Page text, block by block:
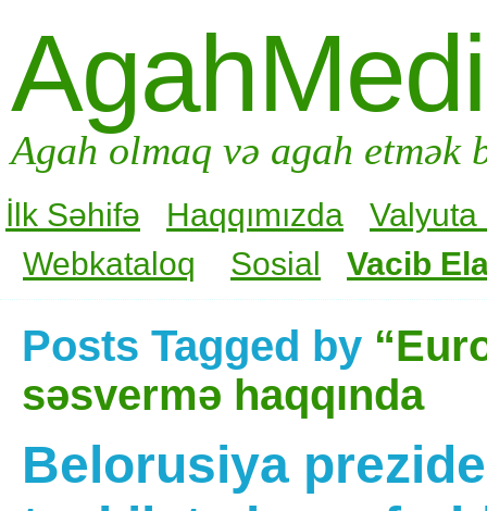
Agah olmaq və agah
İlk Səhifə Haqqımızda
Valyuta
Webkataloq
Sosial Vacib
Posts Tagged by
səsvermə haqqında
Belorusiya